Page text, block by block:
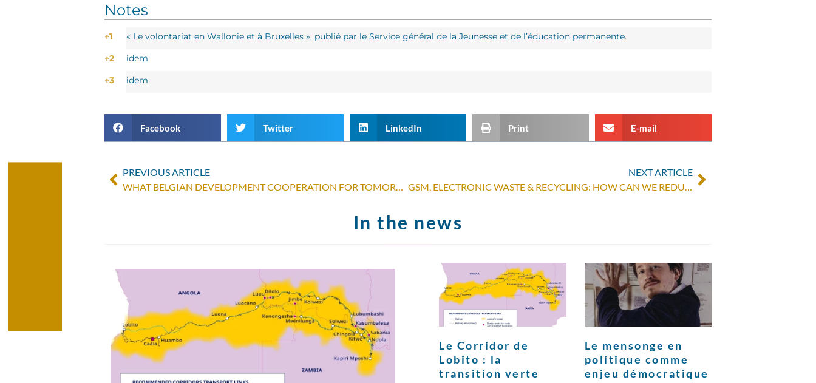
Notes
Notes
↑1
« Le volontariat en Wallonie et à Bruxelles », publié par le Service général de la Jeunesse et de l’éducation permanente.
↑2
idem
↑3 idem
Facebook Twitter LinkedIn Print E-mail
PREVIOUS ARTICLE
WHAT BELGIAN DEVELOPMENT COOPERATION FOR TOMORROW?
NEXT ARTICLE
GSM, ELECTRONIC WASTE & RECYCLING: HOW CAN WE REDUCE OUR IMPACT?
In the news
Le Corridor de
Lobito : la
transition verte
Le mensonge en
politique comme
enjeu démocratique